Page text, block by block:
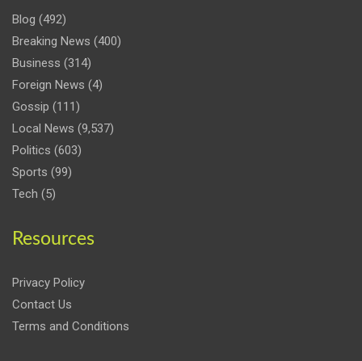
Blog (492)
Breaking News (400)
Business (314)
Foreign News (4)
Gossip (111)
Local News (9,537)
Politics (603)
Sports (99)
Tech (5)
Resources
Privacy Policy
Contact Us
Terms and Conditions